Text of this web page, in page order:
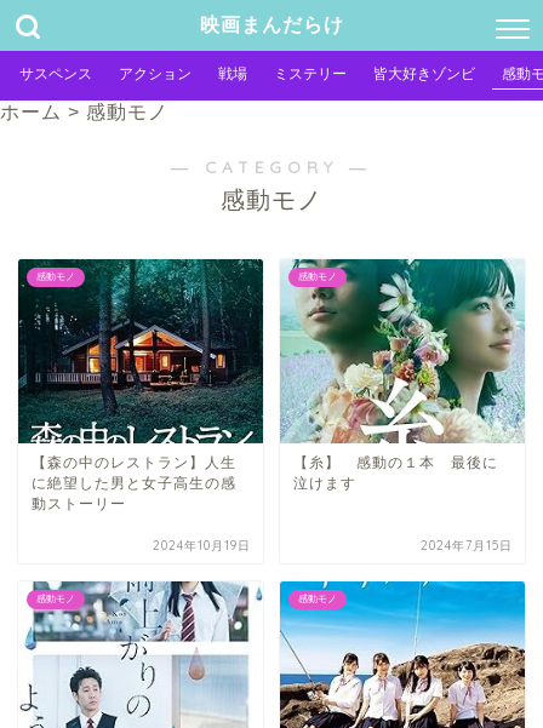
映画まんだらけ
サスペンス アクション 戦場 ミステリー 皆大好きゾンビ 感動
ホーム > 感動モノ
― CATEGORY ―
感動モノ
感動モノ
【森の中のレストラン】人生
に絶望した男と女子高生の感
動ストーリー
2024年10月19日
感動モノ
【糸】 感動の１本 最後に
泣けます
2024年7月15日
感動モノ 感動モノ